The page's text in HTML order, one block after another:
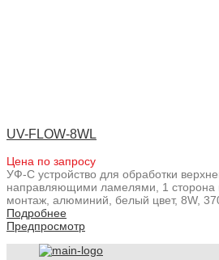
UV-FLOW-8WL
Цена по запросу
УФ-С устройство для обработки
направляющими ламелями, 1 сторона
монтаж, алюминий, белый цвет, 8W,
Подробнее
Предпросмотр